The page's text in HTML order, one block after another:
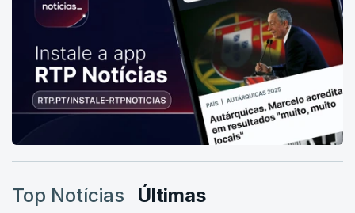
Top Notícias Últimas